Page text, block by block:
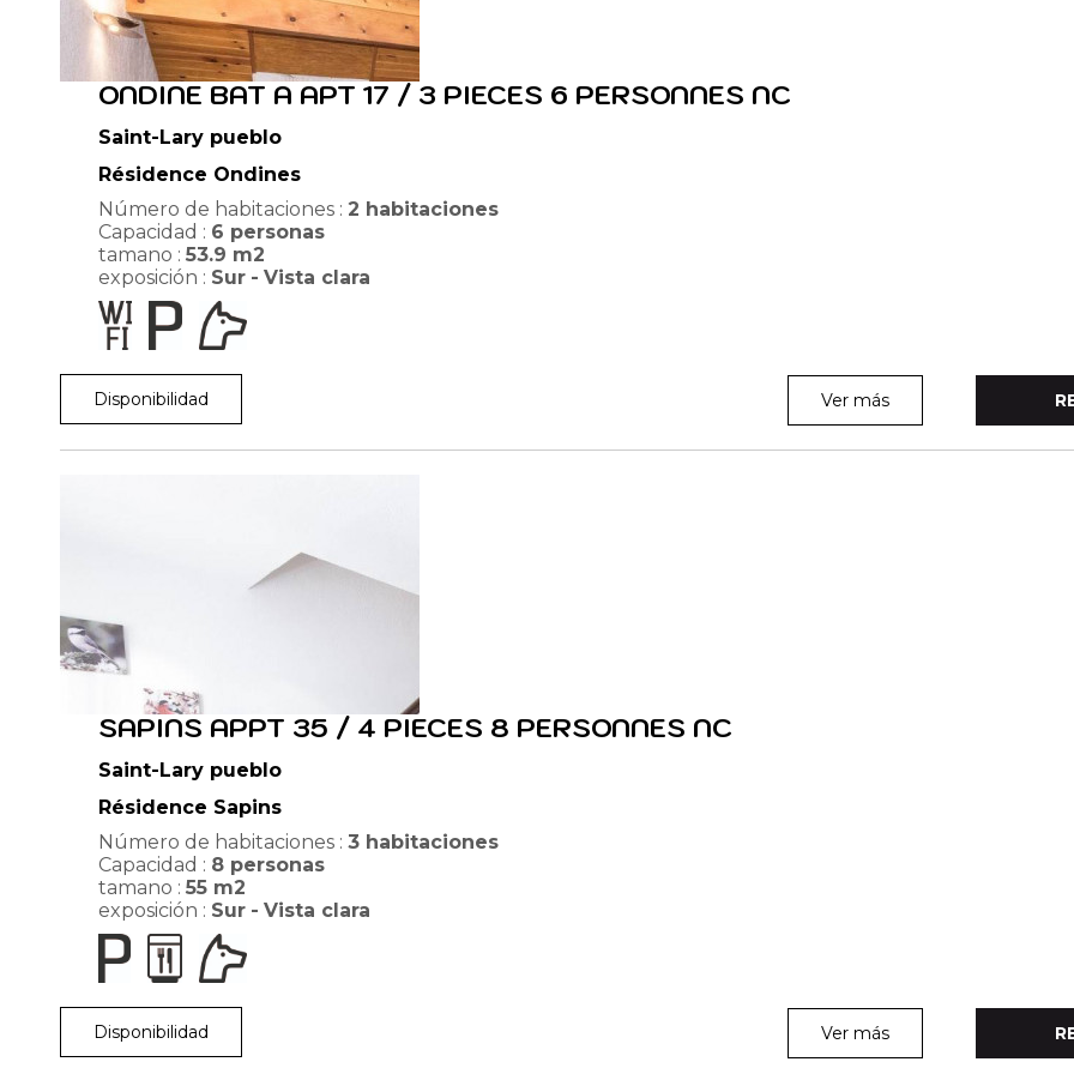
ONDINE BAT A APT 17 / 3 PIECES 6 PERSONNES NC
Saint-Lary pueblo
Número de habitaciones : 2 habitaciones
Capacidad : 6 personas
tamano : 53.9 m2
exposición : Sur Vista clara
Résidence Ondines
Ver más
Disponibilidad
SAPINS APPT 35 / 4 PIECES 8 PERSONNES NC
Saint-Lary pueblo
Número de habitaciones : 3 habitaciones
Capacidad : 8 personas
tamano : 55 m2
exposición : Sur Vista clara
Résidence Sapins
Ver más
Disponibilidad